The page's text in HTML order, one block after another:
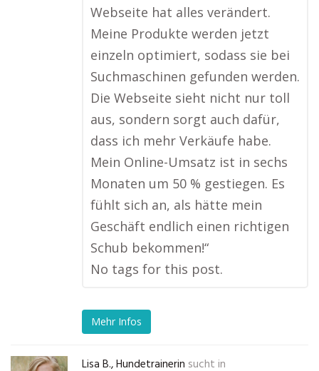
Webseite hat alles verändert.
Meine Produkte werden jetzt
einzeln optimiert, sodass sie bei
Suchmaschinen gefunden werden.
Die Webseite sieht nicht nur toll
aus, sondern sorgt auch dafür,
dass ich mehr Verkäufe habe.
Mein Online-Umsatz ist in sechs
Monaten um 50 % gestiegen. Es
fühlt sich an, als hätte mein
Geschäft endlich einen richtigen
Schub bekommen!“
No tags for this post.
Mehr Infos
Lisa B., Hundetrainerin sucht in